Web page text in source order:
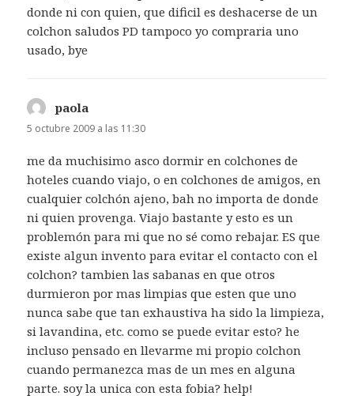
donde ni con quien, que dificil es deshacerse de un
colchon saludos PD tampoco yo compraria uno
usado, bye
paola
5 octubre 2009 a las 11:30
me da muchisimo asco dormir en colchones de
hoteles cuando viajo, o en colchones de amigos, en
cualquier colchón ajeno, bah no importa de donde
ni quien provenga. Viajo bastante y esto es un
problemón para mi que no sé como rebajar. ES que
existe algun invento para evitar el contacto con el
colchon? tambien las sabanas en que otros
durmieron por mas limpias que esten que uno
nunca sabe que tan exhaustiva ha sido la limpieza,
si lavandina, etc. como se puede evitar esto? he
incluso pensado en llevarme mi propio colchon
cuando permanezca mas de un mes en alguna
parte. soy la unica con esta fobia? help!